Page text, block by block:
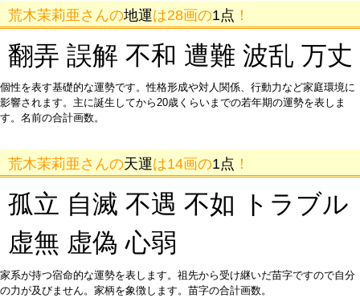
荒木茉莉亜さんの地運は28画の1点 ！
翻弄 誤解 不和 遭難 波乱 万丈
個性を表す基礎的な運勢です。性格形成や対人関係、行動力など家庭環境に
影響されます。主に誕生してから20歳くらいまでの若年期の運勢を表しま
す。名前の合計画数。
荒木茉莉亜さんの天運は14画の1点 ！
孤立 自滅 不遇 不如 トラブル
虚無 虚偽 心弱
家系が持つ宿命的な運勢を表します。祖先から受け継いだ苗字ですので自分
の力が及びません。家柄を象徴します。苗字の合計画数。